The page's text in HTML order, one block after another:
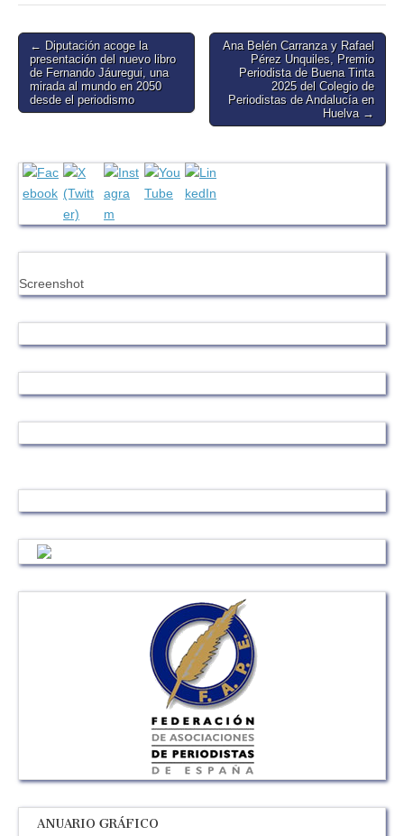
Post
navigation
← Diputación acoge la
presentación del nuevo libro
de Fernando Jáuregui, una
mirada al mundo en 2050
desde el periodismo
Ana Belén Carranza y Rafael
Pérez Unquiles, Premio
Periodista de Buena Tinta
2025 del Colegio de
Periodistas de Andalucía en
Huelva →
Screenshot
ANUARIO GRÁFICO